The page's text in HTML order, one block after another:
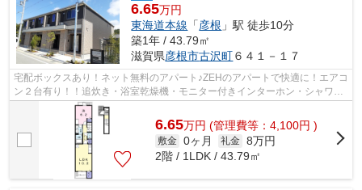
6.65万円
東海道本線 「彦根 」駅 徒歩10分
築1年 / 43.79㎡
滋賀県彦根市古沢町６４１－１７
宅配ボックスあり！ネット無料のアパート♪ZEHのアパートで快適に！エアコ
ン２台有り！！追炊き・浴室乾燥機・モニター付きインターホン・シャワー
付き洗面台・温水洗浄便座など設備も...
6.65万円 (管理費等：4,100円 )
敷金 0ヶ月 礼金 8万円
2階 / 1LDK / 43.79㎡